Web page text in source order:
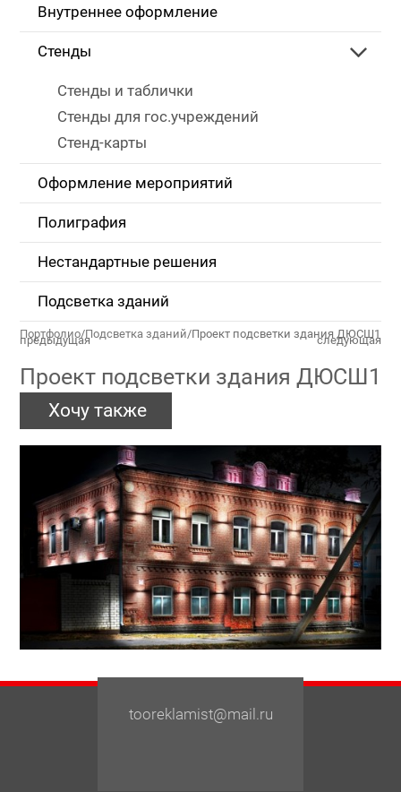
Внутреннее оформление
Стенды
Стенды и таблички
Стенды для гос.учреждений
Стенд-карты
Оформление мероприятий
Полиграфия
Нестандартные решения
Подсветка зданий
Портфолио/Подсветка зданий/Проект подсветки здания ДЮСШ1
Проект подсветки здания ДЮСШ1
Хочу также
предыдущая следующая
tooreklamist@mail.ru